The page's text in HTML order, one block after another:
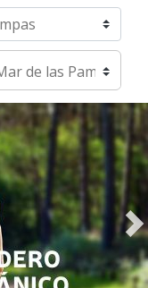
una localidad